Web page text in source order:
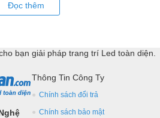
LED Trường An cung cấp tất cả các
trợ kỹ thuật chuyên sâu cho các
Đọc thêm
bạn giải pháp trang trí Led toàn diện.
Thông Tin Công Ty
Chính sách đổi trả
Chính sách bảo mật